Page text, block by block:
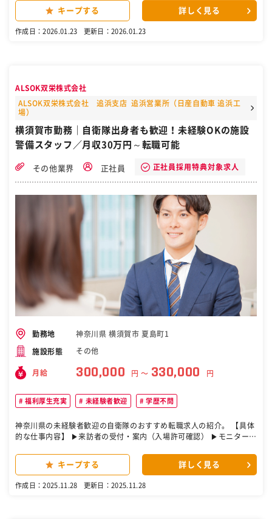
充実の福利厚生／フルフレックス／土日祝休み／転勤無し／平均勤続
年数15.1年／世界に１つしかない製品を造る】 ■業務内容： 防衛省
の艦船等に搭載されている衛星通信装置や航法装置等、各種通信電子
め、社会的意義が大きく、誇りが持てる仕事です。 ・顧客も限定され
ているので長く深い関係を構築できます。 ・佐世保・広島等に事業所
がありますが現地採用を行っているため、基本的には転勤はありませ
ん。ライフプランを設計しやすい環境です。 ・福利厚生として、会員
制リゾートホテル・保養所などがあり、業務もワークライフバランス
を整えて働けます。 ■組織構成： 営業部本社全体で20名程度(平均年
者、広告営業経験者等多数の中途社員も在籍しております。 ■当社の
開しました。通信テクノロジーのスペシャリストとして、防衛分野に
おける通信機器を含む各種電子機器を手掛けています。 ・現在は、そ
の守備範囲を広め、顧客のニーズに柔軟に対応した製品の開発／設計
／製造、整備を全国規模で行っています。※整備分野では、艦船搭載
通信機器をメインに定期的な検査、トラブルシュート、航空自衛隊の
装備品の定期的整備／修理に対応します。設計／製造分野では、防衛
通信の理想像を追求するSEサービス、日本の防衛に貢献できる技術や
製品の提供を行っています。 ・社員が腰を据えて勤務できるよう、住
宅補助制度、年末年始休暇等、充実した福利厚生を整えています。そ
の他、社内英会話教室、海外留学制度、各種教育制度（外部講師によ
る研修、通信教育等）も整えています。 変更の範囲：会社の定める業
キープする 詳しく見る
作成日：2026.01.23 更新日：2026.01.23
ALSOK双栄株式会社
ALSOK双栄株式会社 追浜支店 追浜営業所（日産自動車 追浜工
場）
横須賀市勤務｜自衛隊出身者も歓迎！未経験OKの施設
警備スタッフ／月収30万円～転職可能
その他業界 正社員 正社員採用特典対象求人
勤務地 神奈川県 横須賀市 夏島町1
施設形態 その他
月給 300,000 円 〜 330,000 円
福利厚生充実 未経験者歓迎 学歴不問
神奈川県の未経験者歓迎の自衛隊のおすすめ転職求人の紹介。 【具体
的な仕事内容】 ▶来訪者の受付・案内（入場許可確認） ▶モニター監
車など利用） 上記を複数名で勤務にあたり、各ポジションを定期的に
ローテーションします！ 同じポジションが続くことによる負担軽減も
キープする 詳しく見る
作成日：2025.11.28 更新日：2025.11.28